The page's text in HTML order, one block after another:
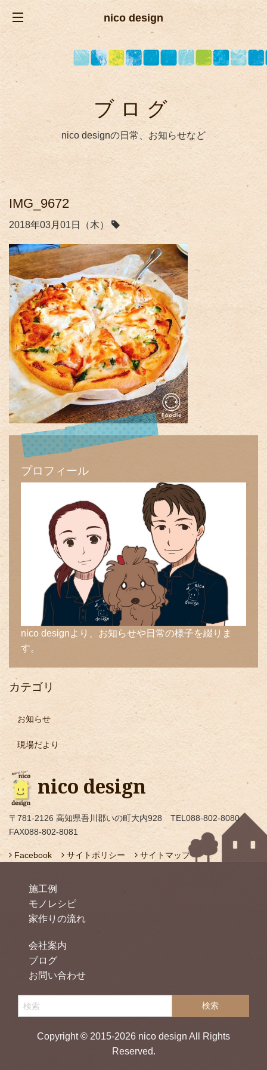
nico design
ブログ
nico designの日常、お知らせなど
IMG_9672
2018年03月01日（木）
プロフィール
nico designより、お知らせや日常の様子を綴りま
す。
カテゴリ
お知らせ
現場だより
nico design
〒781-2126 高知県吾川郡いの町大内928 TEL088-802-8080
FAX088-802-8081
Facebook サイトポリシー サイトマップ
施工例
モノレシピ
家作りの流れ
会社案内
ブログ
お問い合わせ
Copyright © 2015-2026 nico design All Rights
Reserved.